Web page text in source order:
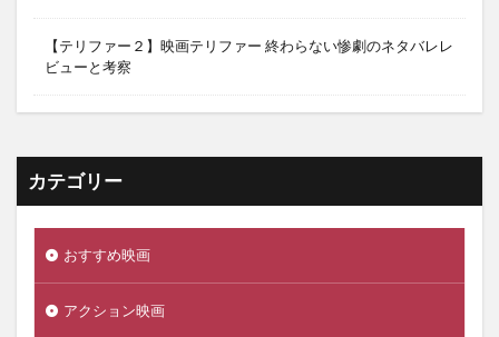
【テリファー２】映画テリファー 終わらない惨劇のネタバレレ
ビューと考察
カテゴリー
おすすめ映画
アクション映画